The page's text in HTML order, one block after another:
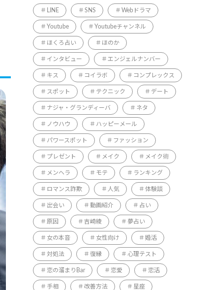
LINE SNS Webドラマ
Youtube Youtubeチャンネル
ほくろ占い ほのか
インタビュー エンジェルナンバー
キス コイラボ コンプレックス
スポット テクニック デート
ナジャ・グランディーバ ネタ
ノウハウ ハッピーメール
パワースポット ファッション
プレゼント メイク メイク術
メンヘラ モテ ランキング
ロマンス詐欺 人気 体験談
出会い 動画紹介 占い
原因 吉崎綾 夢占い
女の本音 女性向け 婚活
対処法 復縁 心理テスト
恋の溜まりBar 恋愛 恋活
手相 改善方法 星座